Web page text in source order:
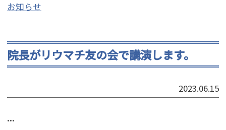
お知らせ
院長がリウマチ友の会で講演します。
2023.06.15
...